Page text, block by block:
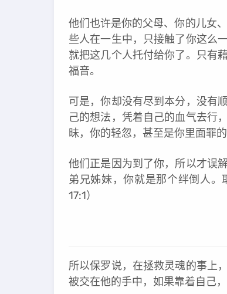
他们也许是你的父母、你的儿女
些人在一生中，只接触了你这么
就把这几个人托付给你了。只有
福音。
可是，你却没有尽到本分，没有
己的想法，凭着自己的血气去行
昧，你的轻忽，甚至是你里面罪
他们正是因为到了你，所以才误
弟兄姊妹，你就是那个绊倒人。
17:1）
所以保罗说，在拯救灵魂的事上
被交在他的手中，如果靠着自己